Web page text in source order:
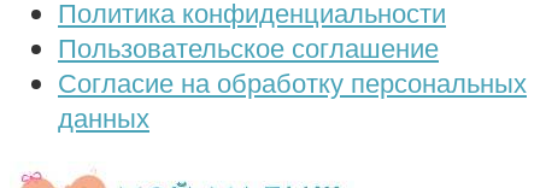
Политика конфиденциальности
Пользовательское соглашение
Согласие на обработку персональных
данных